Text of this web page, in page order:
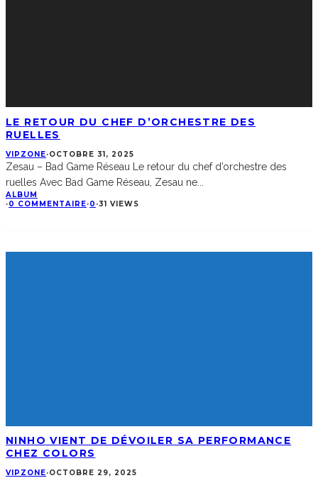
LE RETOUR DU CHEF D’ORCHESTRE DES
RUELLES
VIPZONE·OCTOBRE 31, 2025
Zesau – Bad Game Réseau Le retour du chef d’orchestre des
ruelles Avec Bad Game Réseau, Zesau ne
ALBUM
·0 COMMENTAIRE·0 ·31 VIEWS
NINHO VIENT DE DÉVOILER SA PERFORMANCE
CHEZ COLORS
VIPZONE·OCTOBRE 29, 2025